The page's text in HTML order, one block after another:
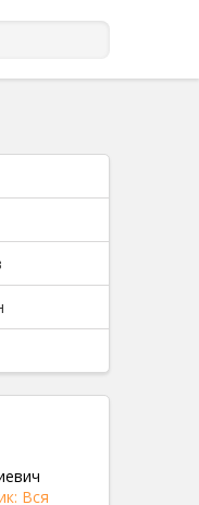
Вся